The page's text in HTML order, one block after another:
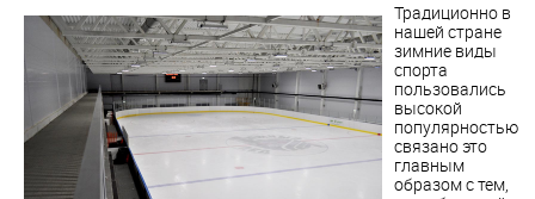
Традиционно в
нашей стране
зимние виды
спорта
пользовались
высокой
популярностью
связано это
главным
образом с тем,